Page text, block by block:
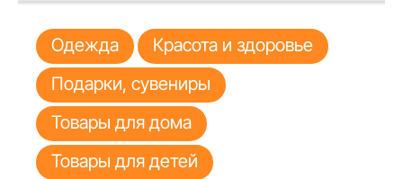
Одежда
Красота и здоровье
Подарки, сувениры
Товары для дома
Товары для детей